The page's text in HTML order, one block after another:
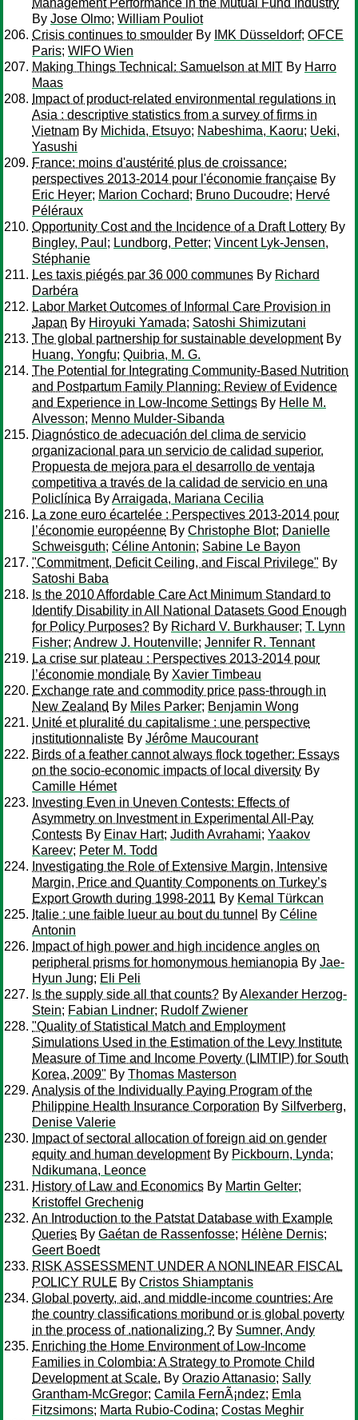
Management Performance in the Mutual Fund Industry
By Jose Olmo; William Pouliot
Crisis continues to smoulder By IMK Düsseldorf; OFCE
Paris; WIFO Wien
Making Things Technical: Samuelson at MIT By Harro
Maas
Impact of product-related environmental regulations in
Asia : descriptive statistics from a survey of firms in
Vietnam By Michida, Etsuyo; Nabeshima, Kaoru; Ueki,
Yasushi
France: moins d'austérité plus de croissance:
perspectives 2013-2014 pour l'économie française By
Eric Heyer; Marion Cochard; Bruno Ducoudre; Hervé
Péléraux
Opportunity Cost and the Incidence of a Draft Lottery By
Bingley, Paul ; Lundborg, Petter; Vincent Lyk-Jensen,
Stéphanie
Les taxis piégés par 36 000 communes By Richard
Darbéra
Labor Market Outcomes of Informal Care Provision in
Japan By Hiroyuki Yamada; Satoshi Shimizutani
The global partnership for sustainable developmentBy
Huang, Yongfu; Quibria, M. G.
The Potential for Integrating Community-Based Nutrition
and Postpartum Family Planning: Review of Evidence
and Experience in Low-Income Settings By Helle M.
Alvesson; Menno Mulder-Sibanda
Diagnóstico de adecuación del clima de servicio
organizacional para un servicio de calidad superior.
Propuesta de mejora para el desarrollo de ventaja
competitiva a través de la calidad de servicio en una
Policlínica ByArraigada, Mariana Cecilia
La zone euro écartelée : Perspectives 2013-2014 pour
l’économie européenne By Christophe Blot; Danielle
Schweisguth; Céline Antonin; Sabine Le Bayon
"Commitment, Deficit Ceiling, and Fiscal Privilege" By
Satoshi Baba
Is the 2010 Affordable Care Act Minimum Standard to
Identify Disability in All National Datasets Good Enough
for Policy Purposes? By Richard V. Burkhauser; T. Lynn
Fisher; Andrew J. Houtenville; Jennifer R. Tennant
La crise sur plateau : Perspectives 2013-2014 pour
l’économie mondiale By Xavier Timbeau
Exchange rate and commodity price pass‐through in
New Zealand By Miles Parker; Benjamin Wong
Unité et pluralité du capitalisme : une perspective
institutionnaliste By Jérôme Maucourant
Birds of a feather cannot always flock together: Essays
on the socio-economic impacts of local diversity By
Camille Hémet
Investing Even in Uneven Contests: Effects of
Asymmetry on Investment in Experimental All-Pay
Contests By Einav Hart; Judith Avrahami; Yaakov
Kareev; Peter M. Todd
Investigating the Role of Extensive Margin, Intensive
Margin, Price and Quantity Components on Turkey’s
Export Growth during 1998-2011 By Kemal Türkcan
Italie : une faible lueur au bout du tunnel By Céline
Antonin
Impact of high power and high incidence angles on
peripheral prisms for homonymous hemianopia By Jae-
Hyun Jung; Eli Peli
Is the supply side all that counts? ByAlexander Herzog-
Stein; Fabian Lindner; Rudolf Zwiener
"Quality of Statistical Match and Employment
Simulations Used in the Estimation of the Levy Institute
Measure of Time and Income Poverty (LIMTIP) for South
Korea, 2009" By Thomas Masterson
Analysis of the Individually Paying Program of the
Philippine Health Insurance Corporation By Silfverberg,
Denise Valerie
Impact of sectoral allocation of foreign aid on gender
equity and human developmentBy Pickbourn, Lynda;
Ndikumana, Leonce
History of Law and Economics By Martin Gelter;
Kristoffel Grechenig
An Introduction to the Patstat Database with Example
Queries By Gaétan de Rassenfosse; Hélène Dernis;
Geert Boedt
RISK ASSESSMENT UNDER A NONLINEAR FISCAL
POLICY RULE By Cristos Shiamptanis
Global poverty, aid, and middle-income countries: Are
the country classifications moribund or is global poverty
in the process of .nationalizing.? By Sumner, Andy
Enriching the Home Environment of Low-Income
Families in Colombia: A Strategy to Promote Child
Development at Scale. By Orazio Attanasio; Sally
Grantham-McGregor; Camila FernÃ¡ndez; Emla
Fitzsimons; Marta Rubio-Codina; Costas Meghir